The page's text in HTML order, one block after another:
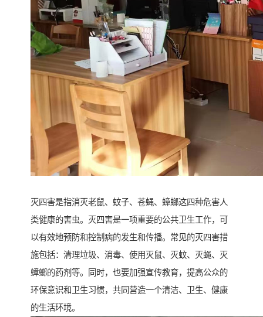
灭四害是指消灭老鼠、蚊子、苍蝇、蟑螂这四种危害人
类健康的害虫。灭四害是一项重要的公共卫生工作，可
以有效地预防和控制病的发生和传播。常见的灭四害措
施包括：清理垃圾、消毒、使用灭鼠、灭蚊、灭蝇、灭
蟑螂的药剂等。同时，也要加强宣传教育，提高公众的
环保意识和卫生习惯，共同营造一个清洁、卫生、健康
的生活环境。